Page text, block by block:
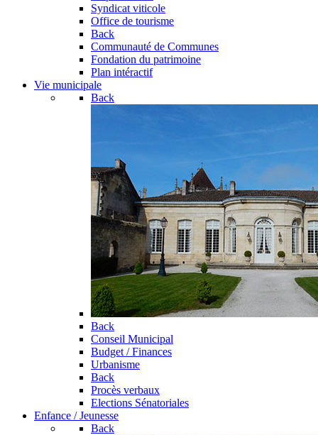
Syndicat viticole
Office de tourisme
Back
Communauté de Communes
Fondation du patrimoine
Plan intéractif
Vie municipale
Back
Back
Conseil Municipal
Budget / Finances
Urbanisme
Back
Procès verbaux
Elections Sénatoriales
Enfance / Jeunesse
Back